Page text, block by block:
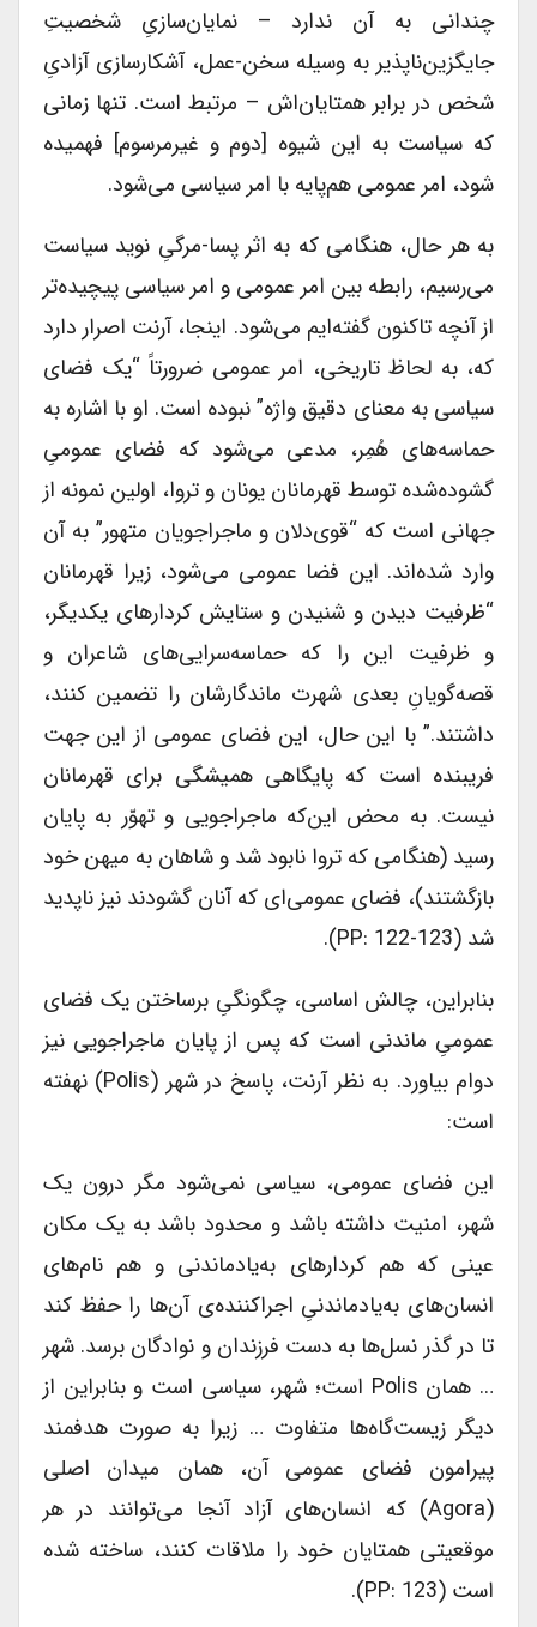
چندانی به آن ندارد – نمایان‌سازیِ شخصیتِ
جایگزین‌ناپذیر به وسیله سخن-عمل، آشکارسازی آزادیِ
شخص در برابر همتایان‌اش – مرتبط است. تنها زمانی
که سیاست به این شیوه [دوم و غیرمرسوم] فهمیده
شود، امر عمومی هم‌پایه با امر سیاسی می‌شود.
به هر حال، هنگامی که به اثر پسا-مرگیِ نوید سیاست
می‌رسیم، رابطه بین امر عمومی و امر سیاسی پیچیده‌تر
از آنچه تاکنون گفته‌ایم می‌شود. اینجا، آرنت اصرار دارد
که، به لحاظ تاریخی، امر عمومی ضرورتاً “یک فضای
سیاسی به معنای دقیق واژه” نبوده است. او با اشاره به
حماسه‌های هُمِر، مدعی می‌شود که فضای عمومیِ
گشوده‌شده توسط قهرمانان یونان و تروا، اولین نمونه از
جهانی است که “قوی‌دلان و ماجراجویان متهور” به آن
وارد شده‌اند. این فضا عمومی می‌شود، زیرا قهرمانان
“ظرفیت دیدن و شنیدن و ستایش کردارهای یکدیگر،
و ظرفیت این را که حماسه‌سرایی‌های شاعران و
قصه‌گویانِ بعدی شهرت ماندگارشان را تضمین کنند،
داشتند.” با این حال، این فضای عمومی از این جهت
فریبنده است که پایگاهی همیشگی برای قهرمانان
نیست. به محض این‌که ماجراجویی و تهوّر به پایان
رسید (هنگامی که تروا نابود شد و شاهان به میهن خود
بازگشتند)، فضای عمومی‌ای که آنان گشودند نیز ناپدید
شد (PP: 122-123).
بنابراین، چالش اساسی، چگونگیِ برساختن یک فضای
عمومیِ ماندنی است که پس از پایان ماجراجویی نیز
دوام بیاورد. به نظر آرنت، پاسخ در شهر (polis) نهفته
است:
این فضای عمومی، سیاسی نمی‌شود مگر درون یک
شهر، امنیت داشته باشد و محدود باشد به یک مکان
عینی که هم کردارهای به‌یادماندنی و هم نام‌های
انسان‌های به‌یادماندنیِ اجراکننده‌ی آن‌ها را حفظ کند
تا در گذر نسل‌ها به دست فرزندان و نوادگان برسد. شهر
… همان Polis است؛ شهر، سیاسی است و بنابراین از
دیگر زیست‌گاه‌ها متفاوت … زیرا به صورت هدفمند
پیرامون فضای عمومی آن، همان میدان اصلی
(agora) که انسان‌های آزاد آنجا می‌توانند در هر
موقعیتی همتایان خود را ملاقات کنند، ساخته شده
است (PP: 123).